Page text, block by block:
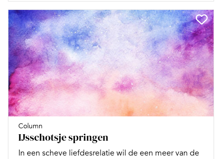
Column
IJsschotsje springen
In een scheve liefdesrelatie wil de een meer van de